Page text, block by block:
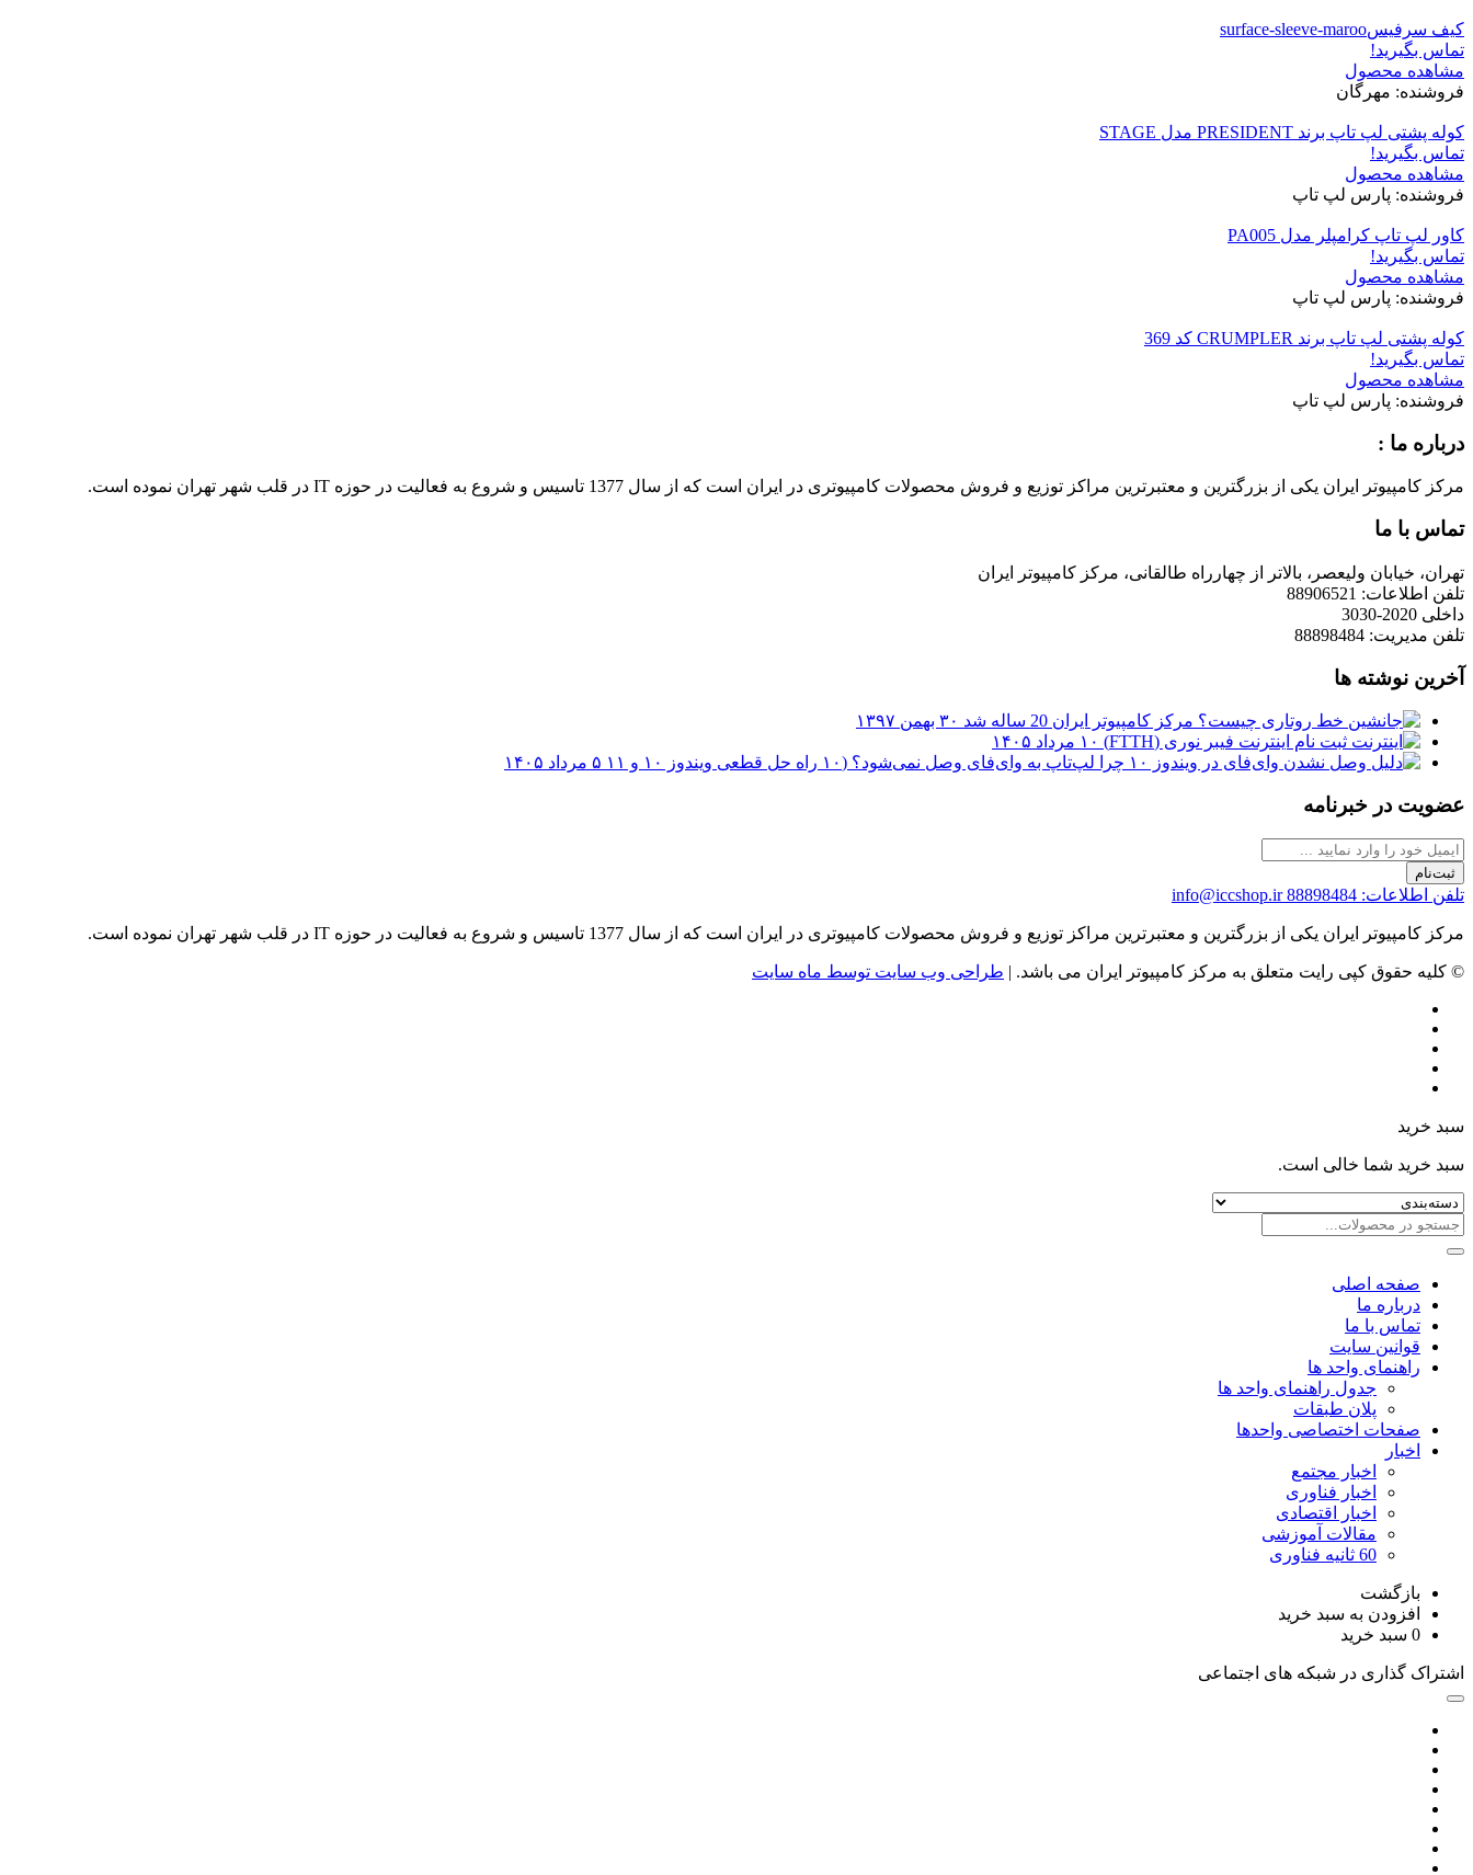
کیف سرفیسsurface-sleeve-maroo
تماس بگیرید!
مشاهده محصول
فروشنده: مهرگان
کوله پشتی لپ تاپ برند PRESIDENT مدل STAGE
تماس بگیرید!
مشاهده محصول
فروشنده: پارس لپ تاپ
کاور لپ تاپ کرامپلر مدل PA005
تماس بگیرید!
مشاهده محصول
فروشنده: پارس لپ تاپ
کوله پشتی لپ تاپ برند CRUMPLER کد 369
تماس بگیرید!
مشاهده محصول
فروشنده: پارس لپ تاپ
درباره ما :
مرکز کامپیوتر ایران یکی از بزرگترین و معتبرترین مراکز توزیع و فروش محصولات کامپیوتری در ایران است که از سال 1377 تاسیس و شروع به فعالیت در حوزه IT در قلب شهر تهران نموده است.
تماس با ما
تهران، خیابان ولیعصر، بالاتر از چهارراه طالقانی، مرکز کامپیوتر ایران
تلفن اطلاعات: 88906521
داخلی 2020-3030
تلفن مدیریت: 88898484
آخرین نوشته ها
مرکز کامپیوتر ایران 20 ساله شد
۳۰ بهمن ۱۳۹۷
ثبت نام اینترنت فیبر نوری (FTTH)
۱۰ مرداد ۱۴۰۵
چرا لپ‌تاپ به وای‌فای وصل نمی‌شود؟ (۱۰ راه حل قطعی ویندوز ۱۰ و ۱۱
۵ مرداد ۱۴۰۵
عضویت در خبرنامه
ثبت‌نام
تلفن اطلاعات: 88898484 info@iccshop.ir
مرکز کامپیوتر ایران یکی از بزرگترین و معتبرترین مراکز توزیع و فروش محصولات کامپیوتری در ایران است که از سال 1377 تاسیس و شروع به فعالیت در حوزه IT در قلب شهر تهران نموده است.
© کلیه حقوق کپی رایت متعلق به مرکز کامپیوتر ایران می باشد. | طراحی وب سایت توسط ماه سایت
سبد خرید
سبد خرید شما خالی است.
صفحه اصلی
درباره ما
تماس با ما
قوانین سایت
راهنمای واحد ها
جدول راهنمای واحد ها
پلان طبقات
صفحات اختصاصی واحدها
اخبار
اخبار مجتمع
اخبار فناوری
اخبار اقتصادی
مقالات آموزشی
60 ثانیه فناوری
بازگشت
افزودن به سبد خرید
0 سبد خرید
اشتراک گذاری در شبکه های اجتماعی